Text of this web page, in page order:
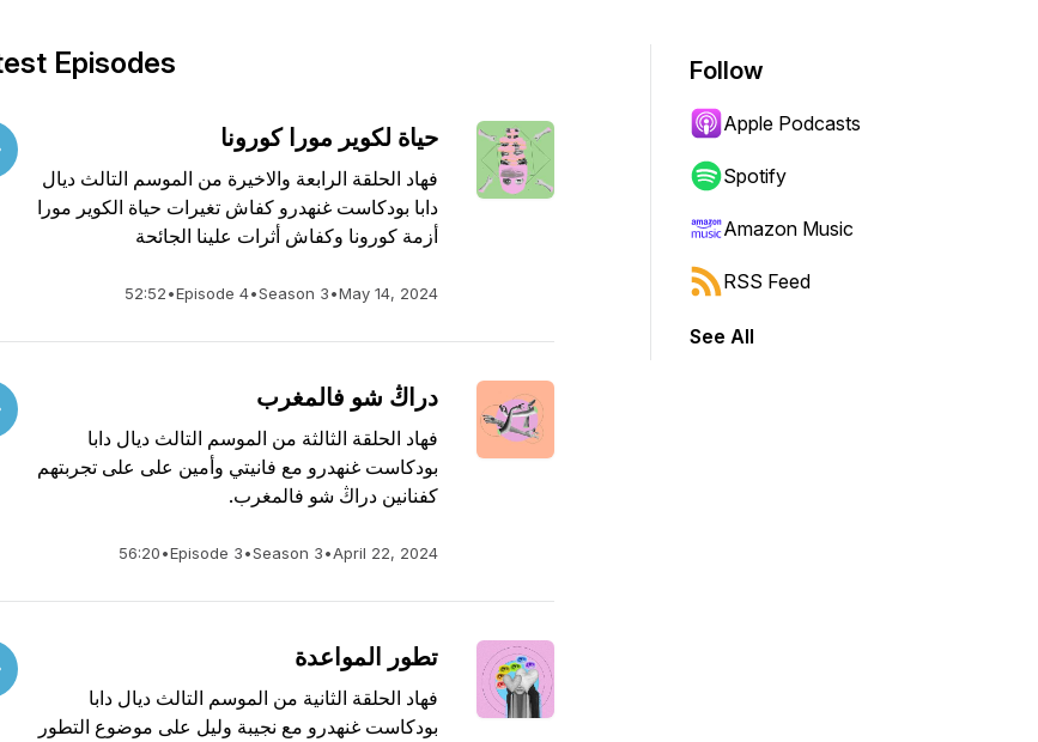
Episodes
حياة لكوير مورا كورونا
فهاد الحلقة الرابعة والاخيرة من الموسم التالث ديال
دابا بودكاست غنهدرو كفاش تغيرات حياة الكوير مورا
أزمة كورونا وكفاش أثرات علينا الجائحة
May 14, 2024
•
Season 3
•
Episode 4
•
52:52
دراڭ شو فالمغرب
فهاد الحلقة الثالثة من الموسم التالث ديال دابا
بودكاست غنهدرو مع فانيتي وأمين على على تجربتهم
كفنانين دراڭ شو فالمغرب.
April 22, 2024
•
Season 3
•
Episode 3
•
56:20
تطور المواعدة
فهاد الحلقة الثانية من الموسم التالث ديال دابا
بودكاست غنهدرو مع نجيبة وليل على موضوع التطور
Follow
Apple Podcasts
Spotify
Amazon Music
RSS Feed
See All